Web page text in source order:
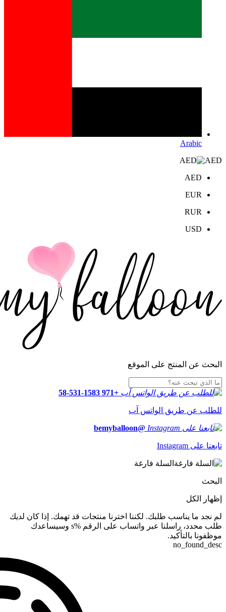
Arabic
AED
AED
EUR
RUR
USD
البحث عن المنتج على الموقع
+971 58-531-1583
للطلب عن طريق الواتس آب
@bemyballoon
تابعنا على Instagram
السلة فارغة
البحث
إظهار الكل
لم نجد ما يناسب طلبك. لكننا اخترنا منتجات قد تهمك. إذا كان لديك
طلب محدد، راسلنا عبر واتساب على الرقم %s وسيساعدك
موظفونا بالتأكيد.
no_found_desc